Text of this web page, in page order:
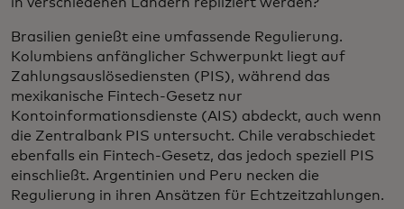
Brasilien genießt eine umfassende Regulierung.
Kolumbiens anfänglicher Schwerpunkt liegt auf
Zahlungsauslösediensten (PIS), während das
mexikanische Fintech-Gesetz nur
Kontoinformationsdienste (AIS) abdeckt, auch wenn
die Zentralbank PIS untersucht. Chile verabschiedet
ebenfalls ein Fintech-Gesetz, das jedoch speziell PIS
einschließt. Argentinien und Peru necken die
Regulierung in ihren Ansätzen für Echtzeitzahlungen.